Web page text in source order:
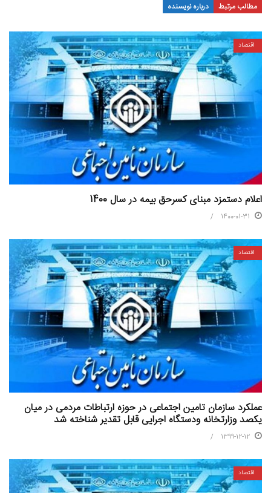
مطالب مرتبط درباره نویسنده
اقتصاد
اعلام دستمزد مبنای کسرحق بیمه در سال 1400
1400-01-31
اقتصاد
عملکرد سازمان تامین اجتماعی در حوزه ارتباطات مردمی در میان
یکصد وزارتخانه ودستگاه اجرایی قابل تقدیر شناخته شد
1399-12-12
اقتصاد